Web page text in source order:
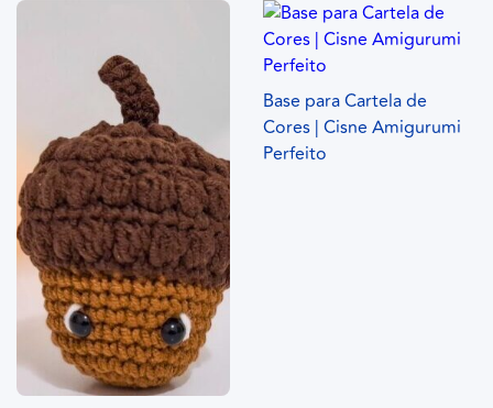
Base para Cartela de
Cores | Cisne Amigurumi
Perfeito